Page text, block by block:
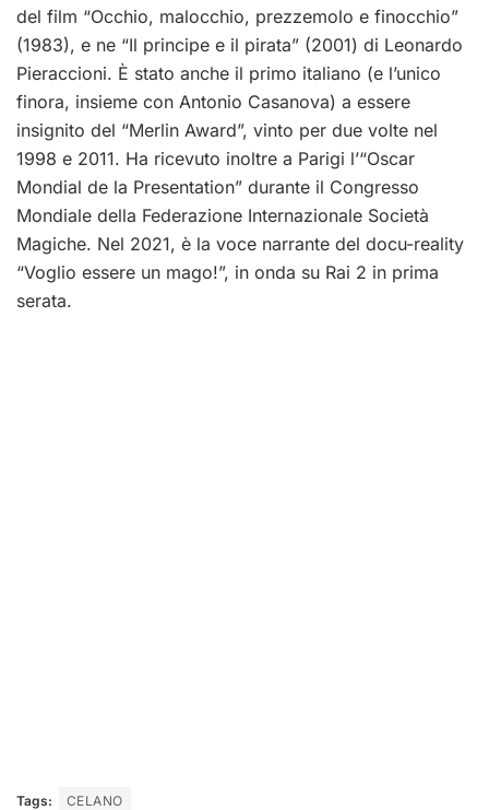
del film “Occhio, malocchio, prezzemolo e finocchio”
(1983), e ne “Il principe e il pirata” (2001) di Leonardo
Pieraccioni. È stato anche il primo italiano (e l’unico
finora, insieme con Antonio Casanova) a essere
insignito del “Merlin Award”, vinto per due volte nel
1998 e 2011. Ha ricevuto inoltre a Parigi l’“Oscar
Mondial de la Presentation” durante il Congresso
Mondiale della Federazione Internazionale Società
Magiche. Nel 2021, è la voce narrante del docu-reality
“Voglio essere un mago!”, in onda su Rai 2 in prima
serata.
Tags: CELANO